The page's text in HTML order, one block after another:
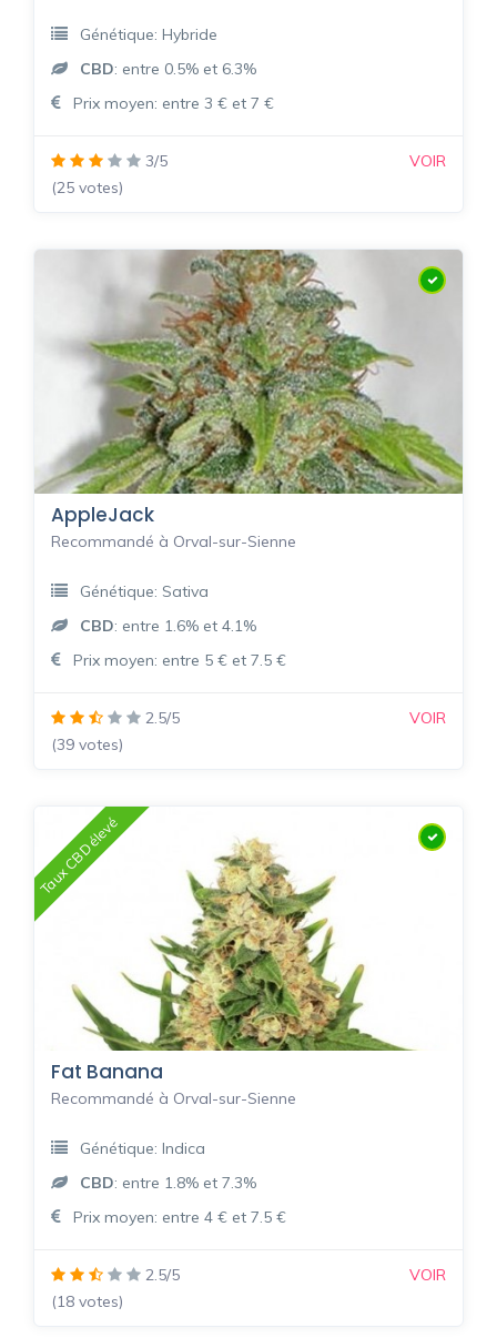
Génétique: Hybride
CBD: entre 0.5% et 6.3%
Prix moyen: entre 3 € et 7 €
3/5
(25 votes)
VOIR
AppleJack
Recommandé à Orval-sur-Sienne
Génétique: Sativa
CBD: entre 1.6% et 4.1%
Prix moyen: entre 5 € et 7.5 €
2.5/5
(39 votes)
VOIR
Taux CBD élevé
Fat Banana
Recommandé à Orval-sur-Sienne
Génétique: Indica
CBD: entre 1.8% et 7.3%
Prix moyen: entre 4 € et 7.5 €
2.5/5
(18 votes)
VOIR